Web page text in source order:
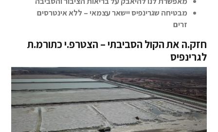
מבטיחה שגרינפיס יישאר עצמאי – ללא אינטרסים
זרים
חזק.ה את הקול הסביבתי – הצטרפ.י כתורמ.ת
לגרינפיס